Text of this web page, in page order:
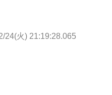
24(火) 21:19:28.065